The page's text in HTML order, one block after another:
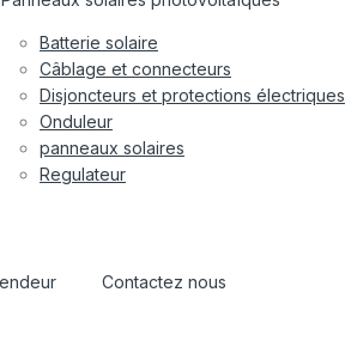
Batterie solaire
Câblage et connecteurs
Disjoncteurs et protections électriques
Onduleur
panneaux solaires
Regulateur
Contactez nous